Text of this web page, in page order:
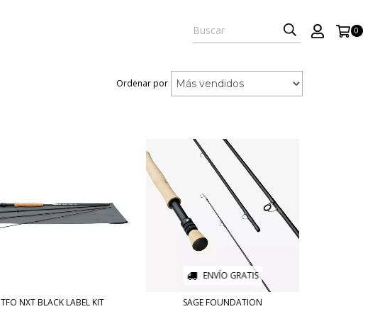
0
Ordenar por
TFO NXT BLACK LABEL KIT
ENVÍO GRATIS
SAGE FOUNDATION